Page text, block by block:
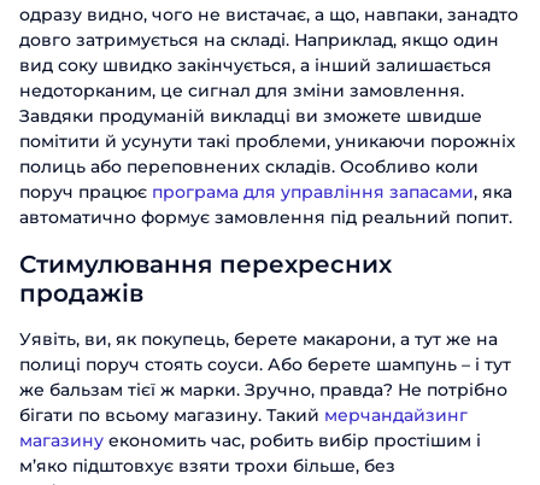
одразу видно, чого не вистачає, а що, навпаки, занадто
довго затримується на складі. Наприклад, якщо один
вид соку швидко закінчується, а інший залишається
недоторканим, це сигнал для зміни замовлення.
Завдяки продуманій викладці ви зможете швидше
помітити й усунути такі проблеми, уникаючи порожніх
полиць або переповнених складів. Особливо коли
поруч працює програма для управління запасами, яка
автоматично формує замовлення під реальний попит.
Стимулювання перехресних
продажів
Уявіть, ви, як покупець, берете макарони, а тут же на
полиці поруч стоять соуси. Або берете шампунь – і тут
же бальзам тієї ж марки. Зручно, правда? Не потрібно
бігати по всьому магазину. Такий мерчандайзинг
магазину економить час, робить вибір простішим і
м’яко підштовхує взяти трохи більше, без